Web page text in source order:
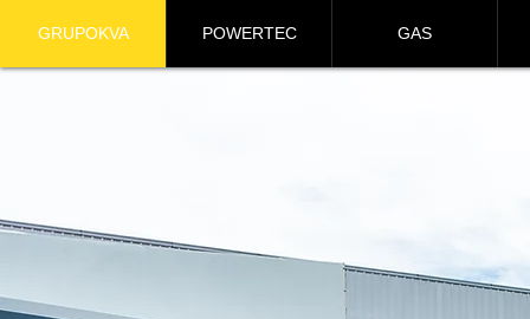
GRUPOKVA POWERTEC GAS